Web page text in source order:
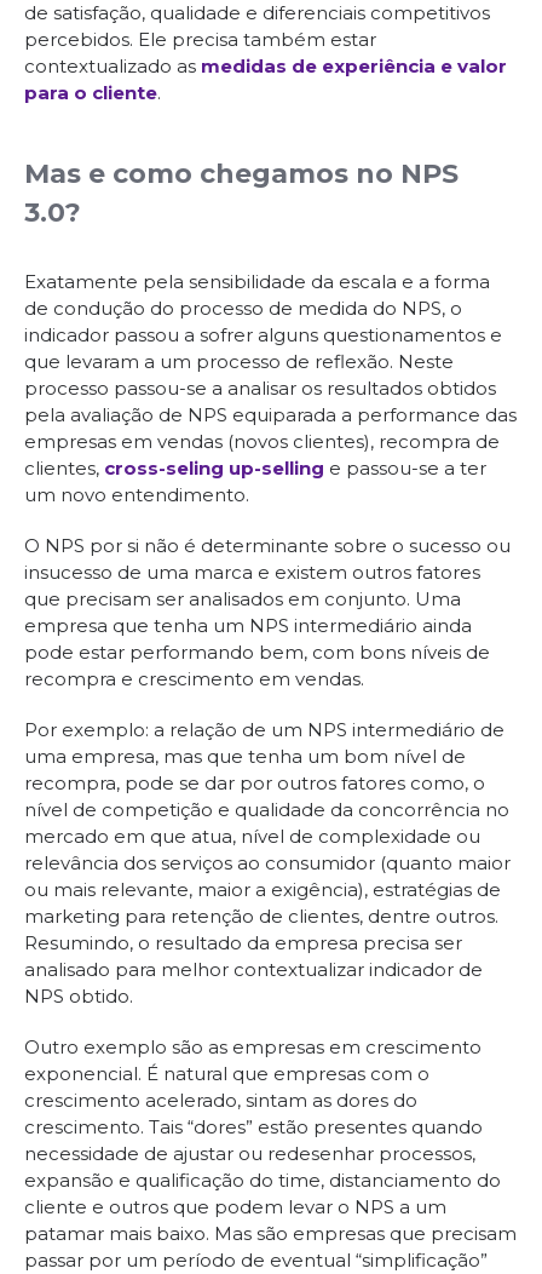
de satisfação, qualidade e diferenciais competitivos
percebidos. Ele precisa também estar
contextualizado as medidas de experiência e valor
para o cliente.
Mas e como chegamos no NPS
3.0?
Exatamente pela sensibilidade da escala e a forma
de condução do processo de medida do NPS, o
indicador passou a sofrer alguns questionamentos e
que levaram a um processo de reflexão. Neste
processo passou-se a analisar os resultados obtidos
pela avaliação de NPS equiparada a performance das
empresas em vendas (novos clientes), recompra de
clientes, cross-seling up-selling e passou-se a ter
um novo entendimento.
O NPS por si não é determinante sobre o sucesso ou
insucesso de uma marca e existem outros fatores
que precisam ser analisados em conjunto. Uma
empresa que tenha um NPS intermediário ainda
pode estar performando bem, com bons níveis de
recompra e crescimento em vendas.
Por exemplo: a relação de um NPS intermediário de
uma empresa, mas que tenha um bom nível de
recompra, pode se dar por outros fatores como, o
nível de competição e qualidade da concorrência no
mercado em que atua, nível de complexidade ou
relevância dos serviços ao consumidor (quanto maior
ou mais relevante, maior a exigência), estratégias de
marketing para retenção de clientes, dentre outros.
Resumindo, o resultado da empresa precisa ser
analisado para melhor contextualizar indicador de
NPS obtido.
Outro exemplo são as empresas em crescimento
exponencial. É natural que empresas com o
crescimento acelerado, sintam as dores do
crescimento. Tais “dores” estão presentes quando
necessidade de ajustar ou redesenhar processos,
expansão e qualificação do time, distanciamento do
cliente e outros que podem levar o NPS a um
patamar mais baixo. Mas são empresas que precisam
passar por um período de eventual “simplificação”